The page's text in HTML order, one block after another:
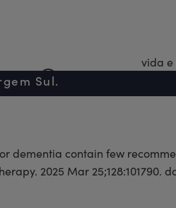
melhorar a qualidade de vida e
dementia contain few
2025 Mar 25;128:101790.
Sul.